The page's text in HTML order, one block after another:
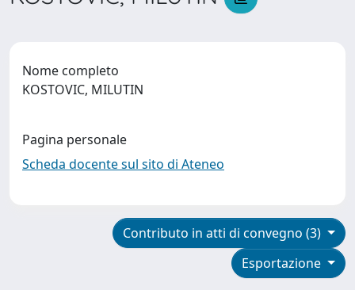
Nome completo
KOSTOVIC, MILUTIN
Pagina personale
Scheda docente sul sito di Ateneo
Contributo in atti di convegno (3)
Esportazione